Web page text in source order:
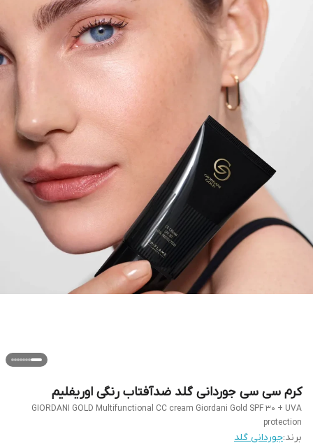
کرم سی سی جوردانی گلد ضدآفتاب رنگی اوریفلیم
GIORDANI GOLD Multifunctional CC cream Giordani Gold SPF 30 + UVA
protection
برند:جوردانی گلد